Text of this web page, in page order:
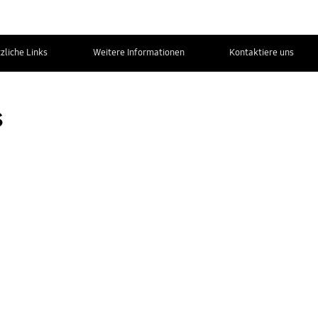
Links Weitere Informationen Kontaktiere uns